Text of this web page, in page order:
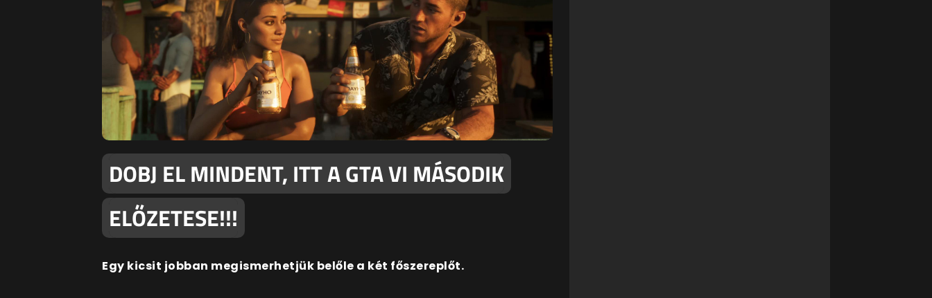
DOBJ EL MINDENT, ITT A GTA VI MÁSODIK
ELŐZETESE!!!
Egy kicsit jobban megismerhetjük belőle a két főszereplőt.